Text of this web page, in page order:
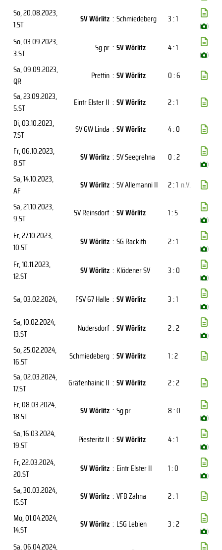
So, 20.08.2023,
1.ST
SV Wörlitz : Schmiedeberg 3 : 1
( )
So, 03.09.2023,
3.ST
Sg pr : SV Wörlitz 4 : 1
( )
Sa, 09.09.2023,
QR
Prettin : SV Wörlitz
0 : 6
Sa, 23.09.2023,
5.ST
Eintr Elster II : SV Wörlitz
2 : 1
Di, 03.10.2023,
7.ST
SV GW Linda : SV Wörlitz
4 : 0
Fr, 06.10.2023,
8.ST
SV Wörlitz : SV Seegrehna 0 : 2
( )
Sa, 14.10.2023,
AF
SV Wörlitz : SV Allemanni II 2 : 1 n.V.
Sa, 21.10.2023,
9.ST
SV Reinsdorf : SV Wörlitz 1 : 5
( )
Fr, 27.10.2023,
10.ST
SV Wörlitz : SG Rackith 2 : 1
( )
Fr, 10.11.2023,
12.ST
SV Wörlitz : Klödener SV 3 : 0
( )
Sa, 03.02.2024, FSV 67 Halle : SV Wörlitz 3 : 1
( )
Sa, 10.02.2024,
13.ST
Nudersdorf : SV Wörlitz 2 : 2
( )
So, 25.02.2024,
16.ST
Schmiedeberg : SV Wörlitz
1 : 2
Sa, 02.03.2024,
17.ST
Gräfenhainic II : SV Wörlitz
2 : 2
Fr, 08.03.2024,
18.ST
SV Wörlitz : Sg pr 8 : 0
( )
Sa, 16.03.2024,
19.ST
Piesteritz II : SV Wörlitz 4 : 1
( )
Fr, 22.03.2024,
20.ST
SV Wörlitz : Eintr Elster II 1 : 0
( )
Sa, 30.03.2024,
15.ST
SV Wörlitz : VFB Zahna
2 : 1
Mo, 01.04.2024,
14.ST
SV Wörlitz : LSG Lebien 3 : 2
( )
Sa, 06.04.2024,